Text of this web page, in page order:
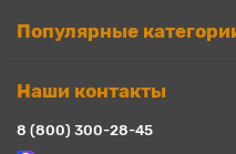
Популярные
Наши контакты
8 (800) 300-28-45